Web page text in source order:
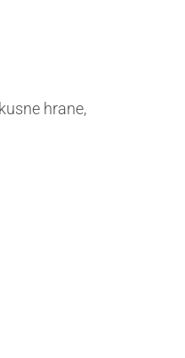
hrane,